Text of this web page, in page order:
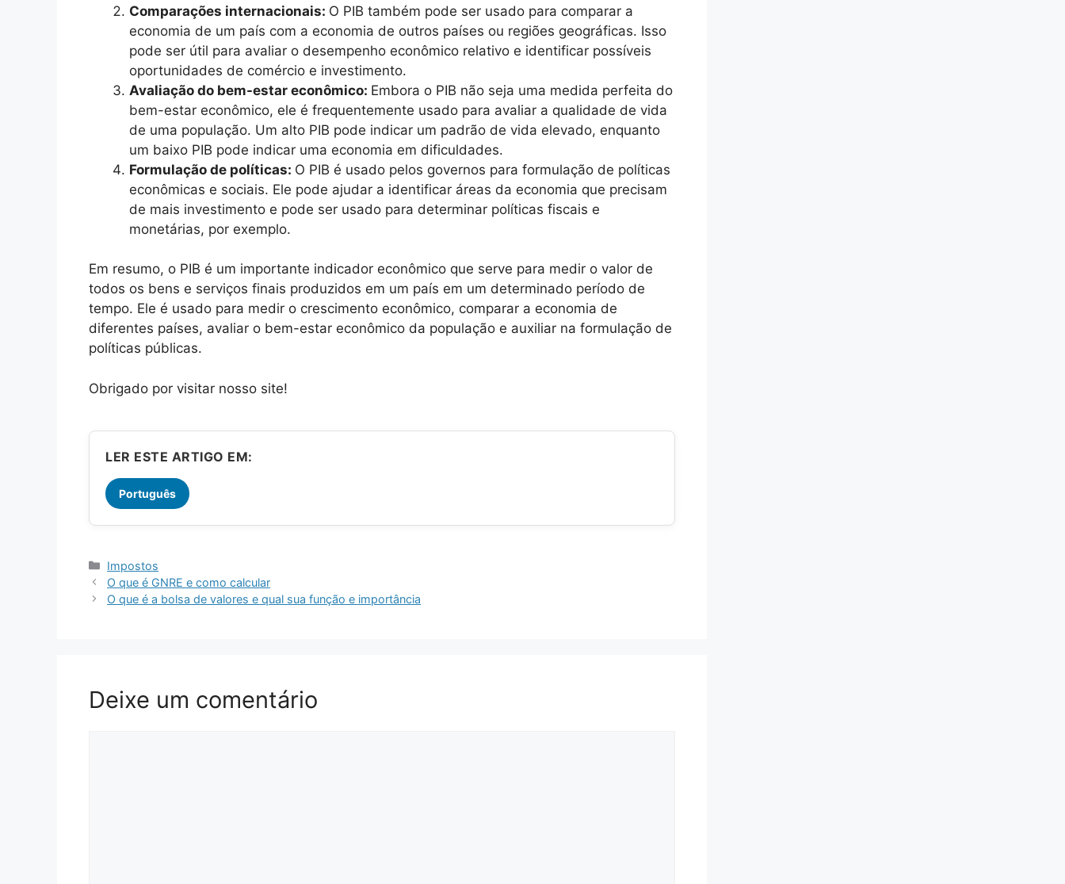
Comparações internacionais: O PIB também pode ser usado para comparar a
economia de um país com a economia de outros países ou regiões geográficas. Isso
pode ser útil para avaliar o desempenho econômico relativo e identificar possíveis
oportunidades de comércio e investimento.
Avaliação do bem-estar econômico: Embora o PIB não seja uma medida perfeita do
bem-estar econômico, ele é frequentemente usado para avaliar a qualidade de vida
de uma população. Um alto PIB pode indicar um padrão de vida elevado, enquanto
um baixo PIB pode indicar uma economia em dificuldades.
Formulação de políticas: O PIB é usado pelos governos para formulação de políticas
econômicas e sociais. Ele pode ajudar a identificar áreas da economia que precisam
de mais investimento e pode ser usado para determinar políticas fiscais e
monetárias, por exemplo.
Em resumo, o PIB é um importante indicador econômico que serve para medir o valor de
todos os bens e serviços finais produzidos em um país em um determinado período de
tempo. Ele é usado para medir o crescimento econômico, comparar a economia de
diferentes países, avaliar o bem-estar econômico da população e auxiliar na formulação de
políticas públicas.
Obrigado por visitar nosso site!
LER ESTE ARTIGO EM:
Português
Categorias
Impostos
O que é GNRE e como calcular
O que é a bolsa de valores e qual sua função e importância
Deixe um comentário